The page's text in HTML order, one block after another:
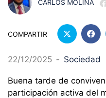
CARLOS MOLINA
COMPARTIR
22/12/2025 - Sociedad
Buena tarde de
participación activa del